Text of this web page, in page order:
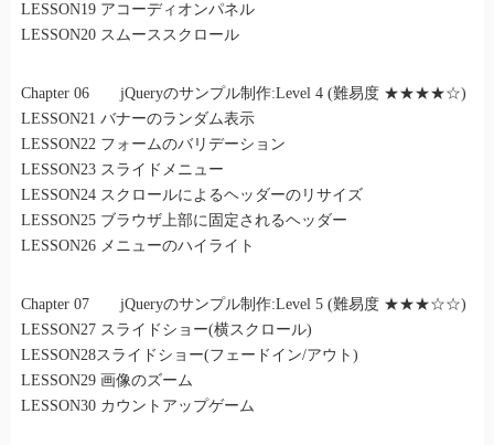
LESSON19 アコーディオンパネル
LESSON20 スムーススクロール
Chapter 06 jQueryのサンプル制作:Level 4 (難易度 ★★★★☆)
LESSON21 バナーのランダム表示
LESSON22 フォームのバリデーション
LESSON23 スライドメニュー
LESSON24 スクロールによるヘッダーのリサイズ
LESSON25 ブラウザ上部に固定されるヘッダー
LESSON26 メニューのハイライト
Chapter 07 jQueryのサンプル制作:Level 5 (難易度 ★★★☆☆)
LESSON27 スライドショー(横スクロール)
LESSON28スライドショー(フェードイン/アウト)
LESSON29 画像のズーム
LESSON30 カウントアップゲーム